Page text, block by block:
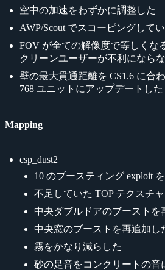
空中の加速をわずかに調整した
AWP/Scout でスコーピングして
FOV が全ての解像度で等しくな
クリーンユーザーが不利になら
壁の最大貫通距離を CS1.6 に合
768 ユニットにアップデートした
Mapping
csp_dust2
10 のブースティング exploit
不足していた TOP テクスチ
中央ダブルドアのブーストを
中央窓のブーストを再追加し
霧をかなり減らした
砂の足音をコンクリートの音